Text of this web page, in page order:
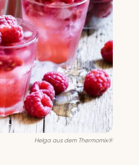
Helga aus dem Thermomix®